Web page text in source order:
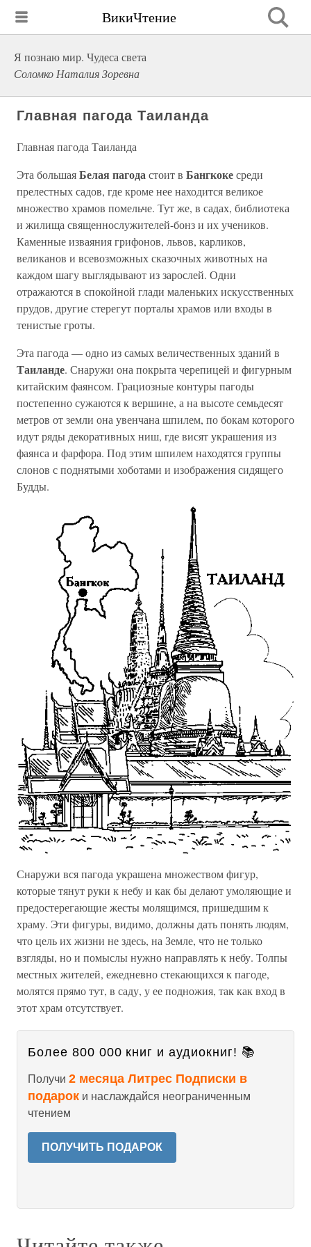
ВикиЧтение
Я познаю мир. Чудеса света
Соломко Наталия Зоревна
Главная пагода Таиланда
Главная пагода Таиланда
Эта большаяБелая пагодастоит в Бангкокесреди
прелестных садов, где кроме нее находится великое
множество храмов помельче. Тут же, в садах, библиотека
и жилища священнослужителей-бонз и их учеников.
Каменные изваяния грифонов, львов, карликов,
великанов и всевозможных сказочных животных на
каждом шагу выглядывают из зарослей. Одни
отражаются в спокойной глади маленьких искусственных
прудов, другие стерегут порталы храмов или входы в
тенистые гроты.
Эта пагода — одно из самых величественных зданий в
Таиланде. Снаружи она покрыта черепицей и фигурным
китайским фаянсом. Грациозные контуры пагоды
постепенно сужаются к вершине, а на высоте семьдесят
метров от земли она увенчана шпилем, по бокам которого
идут ряды декоративных ниш, где висят украшения из
фаянса и фарфора. Под этим шпилем находятся группы
слонов с поднятыми хоботами и изображения сидящего
Будды.
Снаружи вся пагода украшена множеством фигур,
которые тянут руки к небу и как бы делают умоляющие и
предостерегающие жесты молящимся, пришедшим к
храму. Эти фигуры, видимо, должны дать понять людям,
что цель их жизни не здесь, на Земле, что не только
взгляды, но и помыслы нужно направлять к небу. Толпы
местных жителей, ежедневно стекающихся к пагоде,
молятся прямо тут, в саду, у ее подножия, так как вход в
этот храм отсутствует.
Более 800 000 книг и аудиокниг! 📚
Получи 2 месяца Литрес Подписки в
подарок и наслаждайся неограниченным
чтением
ПОЛУЧИТЬ ПОДАРОК